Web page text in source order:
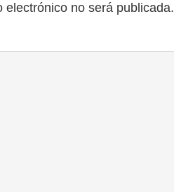
electrónico no será publicada.